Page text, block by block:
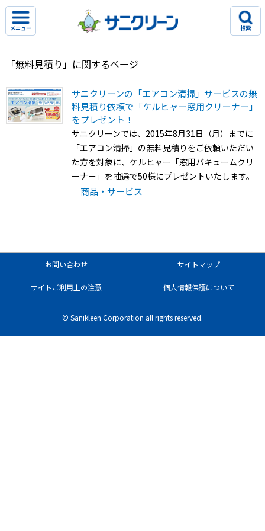
メニュー 検索
「無料見積り」に関するページ
サニクリーンの「エアコン清掃」サービスの無
料見積り依頼で「ケルヒャー窓用クリーナー」
をプレゼント！
サニクリーンでは、2015年8月31日（月）までに
「エアコン清掃」の無料見積りをご依頼いただい
た方を対象に、ケルヒャー「窓用バキュームクリ
ーナー」を抽選で50様にプレゼントいたします。
｜ 商品・サービス ｜
お問い合わせ サイトマップ
サイトご利用上の注意 個人情報保護について
© Sanikleen Corporation all rights reserved.